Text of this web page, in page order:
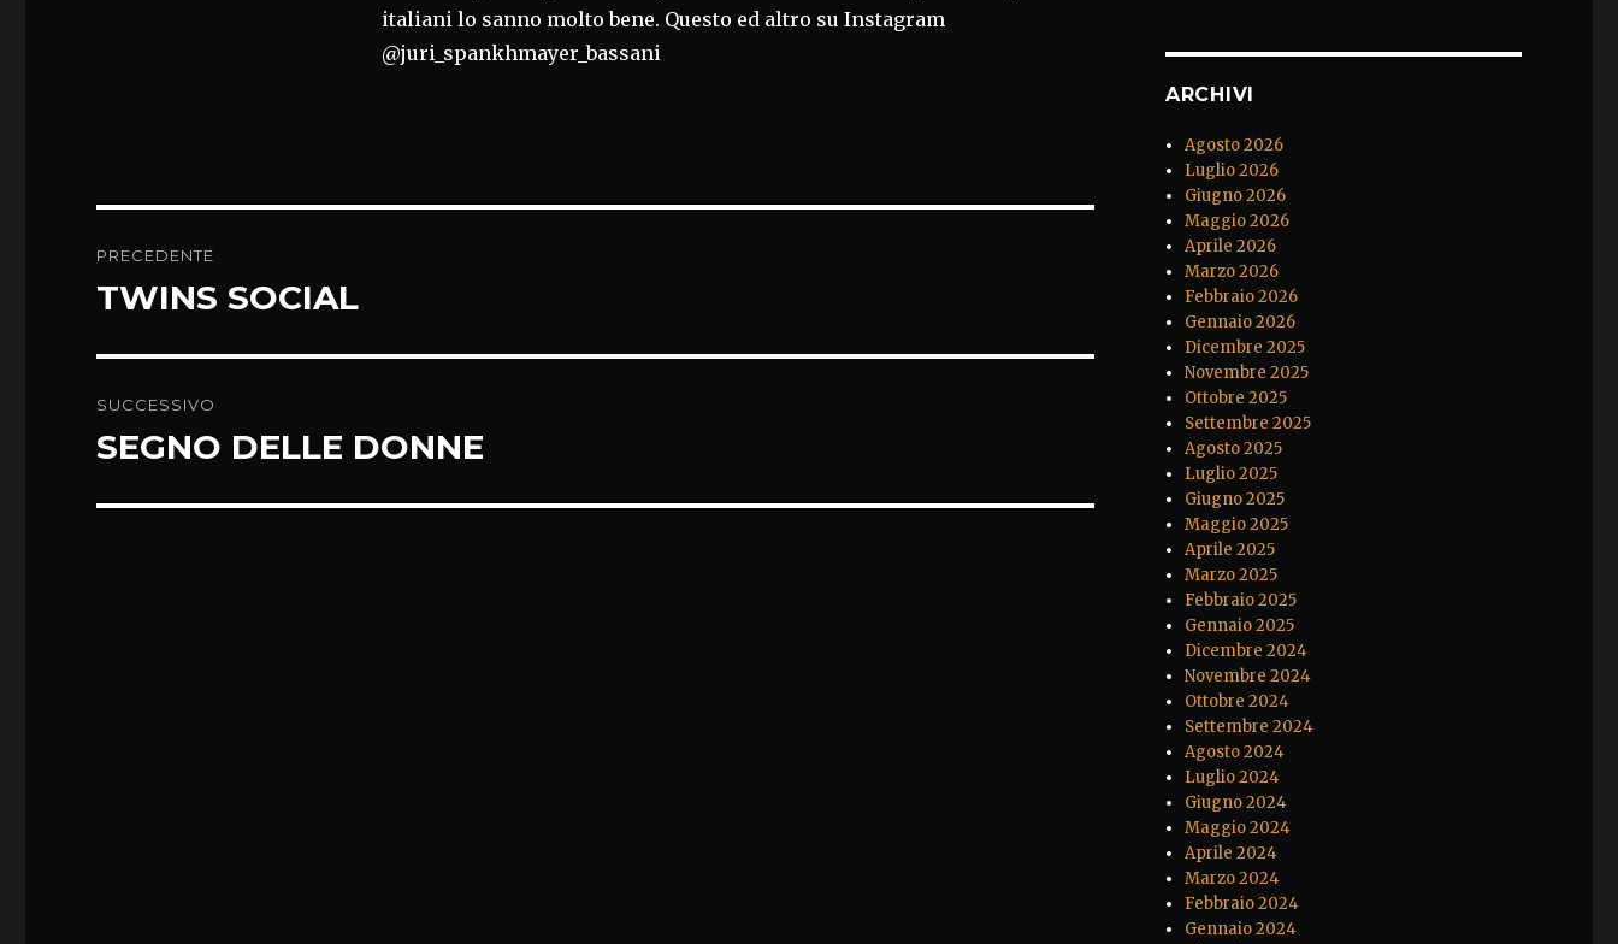
italiani lo sanno molto bene. Questo ed altro su Instagram
@juri_spankhmayer_bassani
articoli
PRECEDENTE
Articolo
TWINS SOCIAL
SUCCESSIVO
Articolo
SEGNO DELLE DONNE
ARCHIVI
Agosto 2026
Luglio 2026
Giugno 2026
Maggio 2026
Aprile 2026
Marzo 2026
Febbraio 2026
Gennaio 2026
Dicembre 2025
Novembre 2025
Ottobre 2025
Settembre 2025
Agosto 2025
Luglio 2025
Giugno 2025
Maggio 2025
Aprile 2025
Marzo 2025
Febbraio 2025
Gennaio 2025
Dicembre 2024
Novembre 2024
Ottobre 2024
Settembre 2024
Agosto 2024
Luglio 2024
Giugno 2024
Maggio 2024
Aprile 2024
Marzo 2024
Febbraio 2024
Gennaio 2024